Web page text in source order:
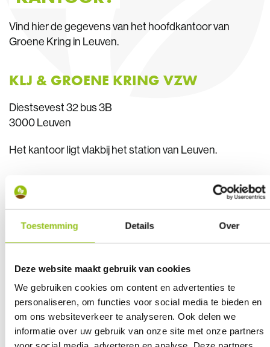
Toestemming Details Over
Deze website maakt gebruik van cookies
We gebruiken cookies om content en advertenties te
personaliseren, om functies voor social media te bieden en
om ons websiteverkeer te analyseren. Ook delen we
informatie over uw gebruik van onze site met onze partners
Vind hier de gegevens van het hoofdkantoor van
Groene Kring in Leuven.
KLJ & GROENE KRING VZW
Diestsevest 32 bus 3B
3000 Leuven
Het kantoor ligt vlakbij het station van Leuven.
016 47 99 99
info@groenekring.be
BTW-nummer: BE 0408.659.020
OOK INTERESSANT?